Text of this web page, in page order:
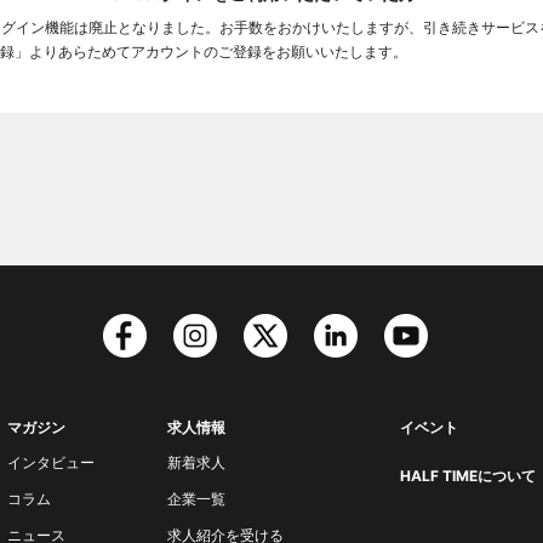
イン機能は廃止となりました。お手数をおかけいたしますが、引き続きサービス
」よりあらためてアカウントのご登録をお願いいたします。
マガジン
インタビュー
コラム
ニュース
求人情報
新着求人
企業一覧
求人紹介を受ける
イベント
HALF TIMEについて